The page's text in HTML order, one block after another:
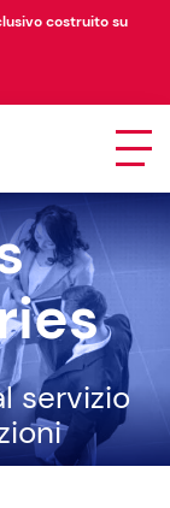
costruito su
servizio